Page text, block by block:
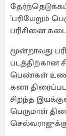
'பரியேறும்
பரிசினை
மூன்றாவது
படத்திற்கான
பெண்கள்
கனா
சிறந்த
பெருமாள்